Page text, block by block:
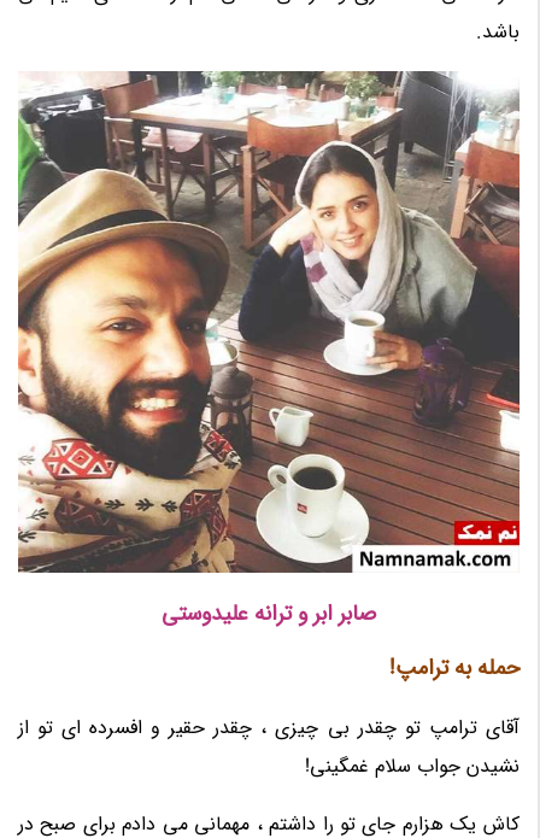
باشد.
صابر ابر و ترانه علیدوستی
حمله به ترامپ!
آقای ترامپ تو چقدر بی چیزی ، چقدر حقیر و افسرده ای تو از
نشیدن جواب سلام غمگینی!
کاش یک هزارم جای تو را داشتم ، مهمانی می دادم برای صبح در